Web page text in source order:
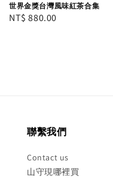
世界金獎台灣風味紅茶合集
Regular
NT$ 880.00
聯繫我們
Contact us
山守現哪裡買